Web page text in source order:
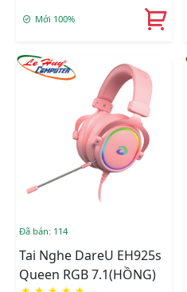
Mới 100%
Đã bán: 114
Tai Nghe DareU EH925s
Queen RGB 7.1(HỒNG)